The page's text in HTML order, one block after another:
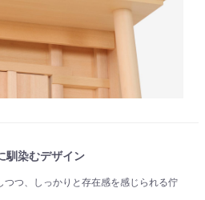
馴染むデザイン
つつ、しっかりと存在感を感じられる佇